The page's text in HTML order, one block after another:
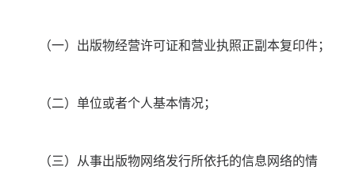
（一）出版物经营许可证和营业执照正副本复印件；
（二）单位或者个人基本情况；
（三）从事出版物网络发行所依托的信息网络的情